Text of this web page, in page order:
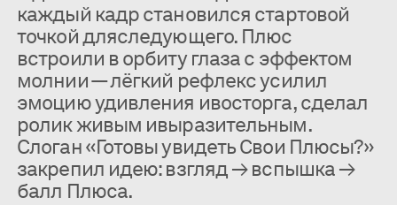
каждый кадр становился стартовой
точкой дляследующего. Плюс
встроили в орбиту глаза с эффектом
молнии — лёгкий рефлекс усилил
эмоцию удивления ивосторга, сделал
ролик живым ивыразительным.
Слоган «Готовы увидеть Свои Плюсы?»
закрепил идею: взгляд → вспышка →
балл Плюса.